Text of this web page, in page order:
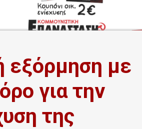
εξόρμηση με
για την
της